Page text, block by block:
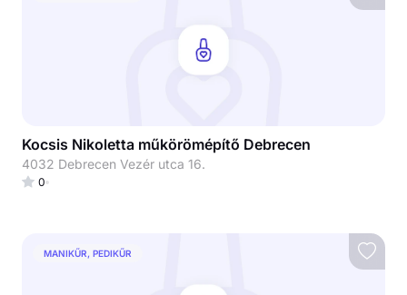
Kocsis Nikoletta műkörömépítő Debrecen
4032 Debrecen Vezér utca 16.
0
MANIKŰR, PEDIKŰR